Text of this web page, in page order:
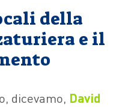
della
e il
dicevamo, David